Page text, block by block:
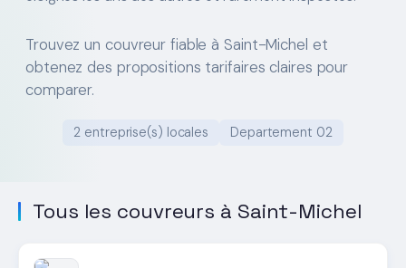
Trouvez un couvreur fiable à Saint-Michel et
obtenez des propositions tarifaires claires pour
comparer.
2 entreprise(s) locales Departement 02
Tous les couvreurs à Saint-Michel